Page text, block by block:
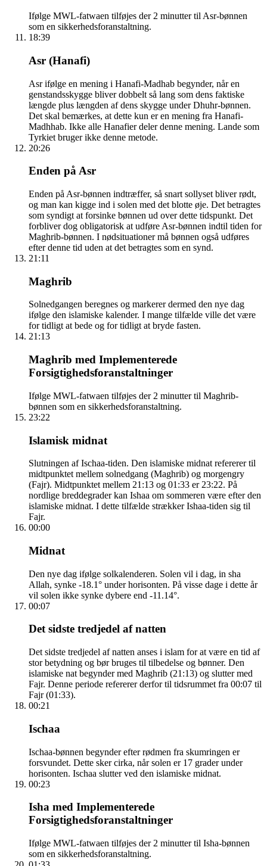
Ifølge MWL-fatwaen tilføjes der 2 minutter til Asr-bønnen
som en sikkerhedsforanstaltning.
18:39
Asr (Hanafi)
Asr ifølge en mening i Hanafi-Madhab begynder, når en
genstandsskygge bliver dobbelt så lang som dens faktiske
længde plus længden af dens skygge under Dhuhr-bønnen.
Det skal bemærkes, at dette kun er en mening fra Hanafi-
Madhhab. Ikke alle Hanafier deler denne mening. Lande som
Tyrkiet bruger ikke denne metode.
20:26
Enden på Asr
Enden på Asr-bønnen indtræffer, så snart sollyset bliver rødt,
og man kan kigge ind i solen med det blotte øje. Det betragtes
som syndigt at forsinke bønnen ud over dette tidspunkt. Det
forbliver dog obligatorisk at udføre Asr-bønnen indtil tiden for
Maghrib-bønnen. I nødsituationer må bønnen også udføres
efter denne tid uden at det betragtes som en synd.
21:11
Maghrib
Solnedgangen beregnes og markerer dermed den nye dag
ifølge den islamiske kalender. I mange tilfælde ville det være
for tidligt at bede og for tidligt at bryde fasten.
21:13
Maghrib med Implementerede
Forsigtighedsforanstaltninger
Ifølge MWL-fatwaen tilføjes der 2 minutter til Maghrib-
bønnen som en sikkerhedsforanstaltning.
23:22
Islamisk midnat
Slutningen af Ischaa-tiden. Den islamiske midnat refererer til
midtpunktet mellem solnedgang (Maghrib) og morgengry
(Fajr). Midtpunktet mellem 21:13 og 01:33 er 23:22. På
nordlige breddegrader kan Ishaa om sommeren være efter den
islamiske midnat. I dette tilfælde strækker Ishaa-tiden sig til
Fajr.
00:00
Midnat
Den nye dag ifølge solkalenderen. Solen vil i dag, in sha
Allah, synke -18.1° under horisonten. På visse dage i dette år
vil solen ikke synke dybere end -11.14°.
00:07
Det sidste tredjedel af natten
Det sidste tredjedel af natten anses i islam for at være en tid af
stor betydning og bør bruges til tilbedelse og bønner. Den
islamiske nat begynder med Maghrib (21:13) og slutter med
Fajr. Denne periode refererer derfor til tidsrummet fra 00:07 til
Fajr (01:33).
00:21
Ischaa
Ischaa-bønnen begynder efter rødmen fra skumringen er
forsvundet. Dette sker cirka, når solen er 17 grader under
horisonten. Ischaa slutter ved den islamiske midnat.
00:23
Isha med Implementerede
Forsigtighedsforanstaltninger
Ifølge MWL-fatwaen tilføjes der 2 minutter til Isha-bønnen
som en sikkerhedsforanstaltning.